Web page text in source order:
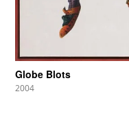
Globe Blots
2004